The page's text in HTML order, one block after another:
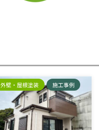
横須賀市二葉
横須賀市岩戸
外壁・屋根塗装 施工事例